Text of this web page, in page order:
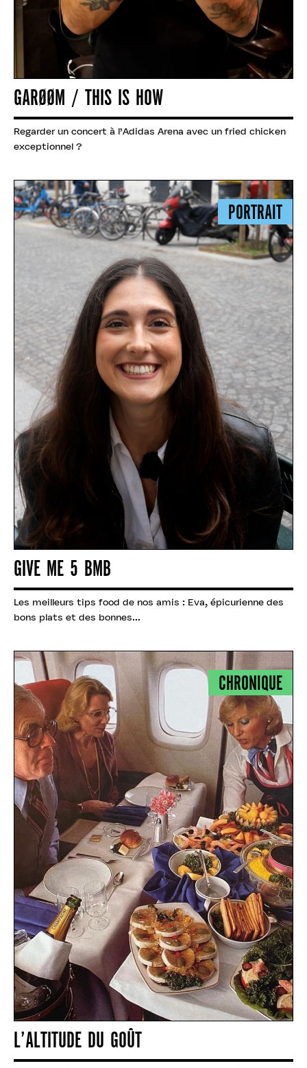
GARØØM / THIS IS HOW
Regarder un concert à l’Adidas Arena avec un fried chicken
exceptionnel ?
GIVE ME 5 BMB
Les meilleurs tips food de nos amis : Eva, épicurienne des
bons plats et des bonnes...
PORTRAIT
L’ALTITUDE DU GOÛT
CHRONIQUE